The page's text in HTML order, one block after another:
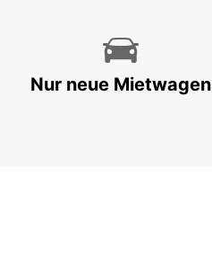
Nur neue Mietwagen